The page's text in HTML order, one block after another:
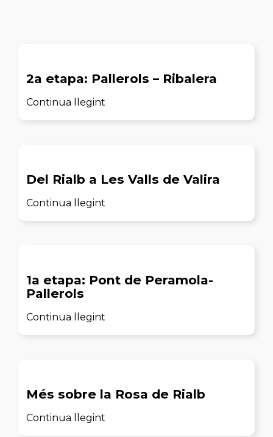
2a etapa: Pallerols – Ribalera
Continua llegint
Del Rialb a Les Valls de Valira
Continua llegint
1a etapa: Pont de Peramola-
Pallerols
Continua llegint
Més sobre la Rosa de Rialb
Continua llegint